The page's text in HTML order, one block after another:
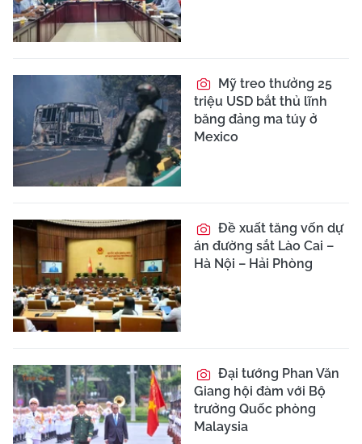
Mỹ treo thưởng 25
triệu USD bắt thủ lĩnh
băng đảng ma túy ở
Mexico
Đề xuất tăng vốn dự
án đường sắt Lào Cai –
Hà Nội – Hải Phòng
Đại tướng Phan Văn
Giang hội đàm với Bộ
trưởng Quốc phòng
Malaysia